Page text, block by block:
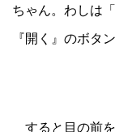
ちゃん。わしは
『開く』のボタ
すると目の前